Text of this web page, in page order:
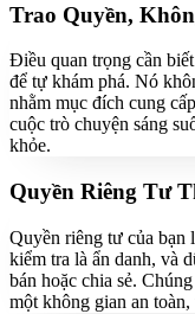
Trao Quyền,
Điều quan trọng cần
để tự khám phá. Nó
nhằm mục đích cung
cuộc trò chuyện sáng
khỏe.
Quyền Riêng Tư
Quyền riêng tư của bạn
kiểm tra là ẩn danh, và
bán hoặc chia sẻ.
một không gian an